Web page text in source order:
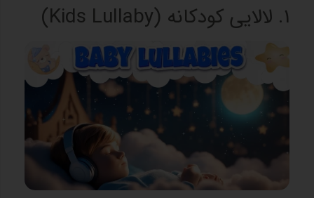
1. لالایی کودکانه (Kids Lullaby)